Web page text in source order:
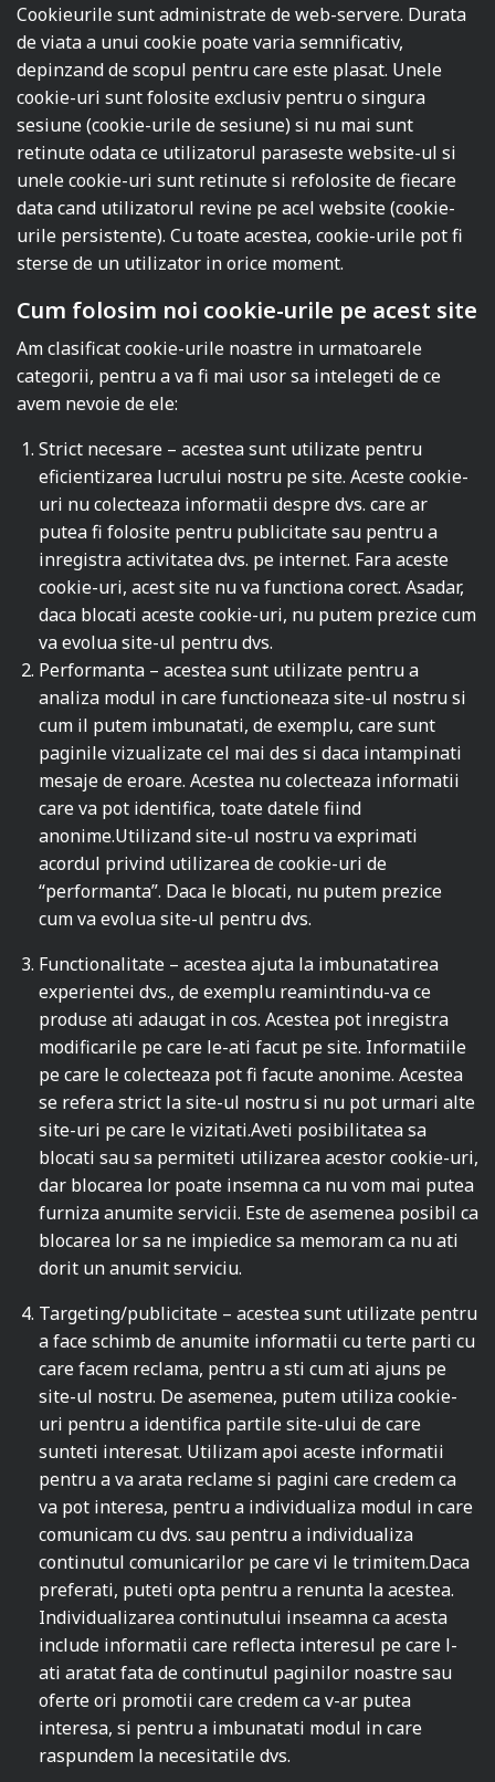
Cookieurile sunt administrate de web-servere. Durata
de viata a unui cookie poate varia semnificativ,
depinzand de scopul pentru care este plasat. Unele
cookie-uri sunt folosite exclusiv pentru o singura
sesiune (cookie-urile de sesiune) si nu mai sunt
retinute odata ce utilizatorul paraseste website-ul si
unele cookie-uri sunt retinute si refolosite de fiecare
data cand utilizatorul revine pe acel website (cookie-
urile persistente). Cu toate acestea, cookie-urile pot fi
sterse de un utilizator in orice moment.
Cum folosim noi cookie-urile pe acest site
Am clasificat cookie-urile noastre in urmatoarele
categorii, pentru a va fi mai usor sa intelegeti de ce
avem nevoie de ele:
Strict necesare – acestea sunt utilizate pentru
eficientizarea lucrului nostru pe site. Aceste cookie-
uri nu colecteaza informatii despre dvs. care ar
putea fi folosite pentru publicitate sau pentru a
inregistra activitatea dvs. pe internet. Fara aceste
cookie-uri, acest site nu va functiona corect. Asadar,
daca blocati aceste cookie-uri, nu putem prezice cum
va evolua site-ul pentru dvs.
Performanta – acestea sunt utilizate pentru a
analiza modul in care functioneaza site-ul nostru si
cum il putem imbunatati, de exemplu, care sunt
paginile vizualizate cel mai des si daca intampinati
mesaje de eroare. Acestea nu colecteaza informatii
care va pot identifica, toate datele fiind
anonime.Utilizand site-ul nostru va exprimati
acordul privind utilizarea de cookie-uri de
“performanta”. Daca le blocati, nu putem prezice
cum va evolua site-ul pentru dvs.
Functionalitate – acestea ajuta la imbunatatirea
experientei dvs., de exemplu reamintindu-va ce
produse ati adaugat in cos. Acestea pot inregistra
modificarile pe care le-ati facut pe site. Informatiile
pe care le colecteaza pot fi facute anonime. Acestea
se refera strict la site-ul nostru si nu pot urmari alte
site-uri pe care le vizitati.Aveti posibilitatea sa
blocati sau sa permiteti utilizarea acestor cookie-uri,
dar blocarea lor poate insemna ca nu vom mai putea
furniza anumite servicii. Este de asemenea posibil ca
blocarea lor sa ne impiedice sa memoram ca nu ati
dorit un anumit serviciu.
Targeting/publicitate – acestea sunt utilizate pentru
a face schimb de anumite informatii cu terte parti cu
care facem reclama, pentru a sti cum ati ajuns pe
site-ul nostru. De asemenea, putem utiliza cookie-
uri pentru a identifica partile site-ului de care
sunteti interesat. Utilizam apoi aceste informatii
pentru a va arata reclame si pagini care credem ca
va pot interesa, pentru a individualiza modul in care
comunicam cu dvs. sau pentru a individualiza
continutul comunicarilor pe care vi le trimitem.Daca
preferati, puteti opta pentru a renunta la acestea.
Individualizarea continutului inseamna ca acesta
include informatii care reflecta interesul pe care l-
ati aratat fata de continutul paginilor noastre sau
oferte ori promotii care credem ca v-ar putea
interesa, si pentru a imbunatati modul in care
raspundem la necesitatile dvs.